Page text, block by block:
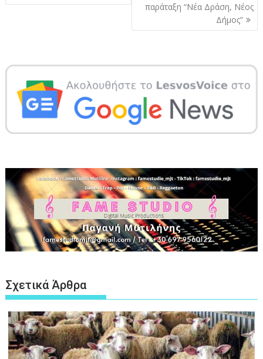
παράταξη “Νέα Δράση, Νέος
Δήμος”
Σχετικά Άρθρα